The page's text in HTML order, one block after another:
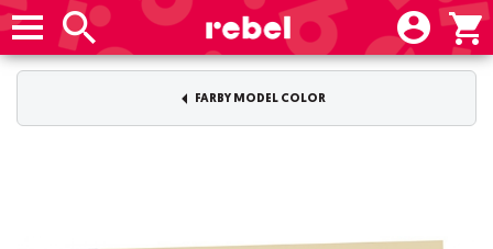
FARBY MODEL COLOR